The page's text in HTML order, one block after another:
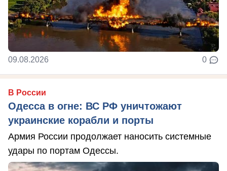
09.08.2026 0
В России
Одесса в огне: ВС РФ уничтожают
украинские корабли и порты
Армия России продолжает наносить системные
удары по портам Одессы.